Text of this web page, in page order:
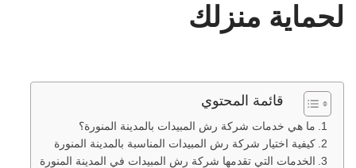
لحماية منزلك
قائمة المحتوي
ما هي خدمات شركة رش المبيدات بالمدينة المنورة؟
كيفية اختيار شركة رش المبيدات المناسبة بالمدينة المنورة
الخدمات التي تقدمها شركة رش المبيدات في المدينة المنورة